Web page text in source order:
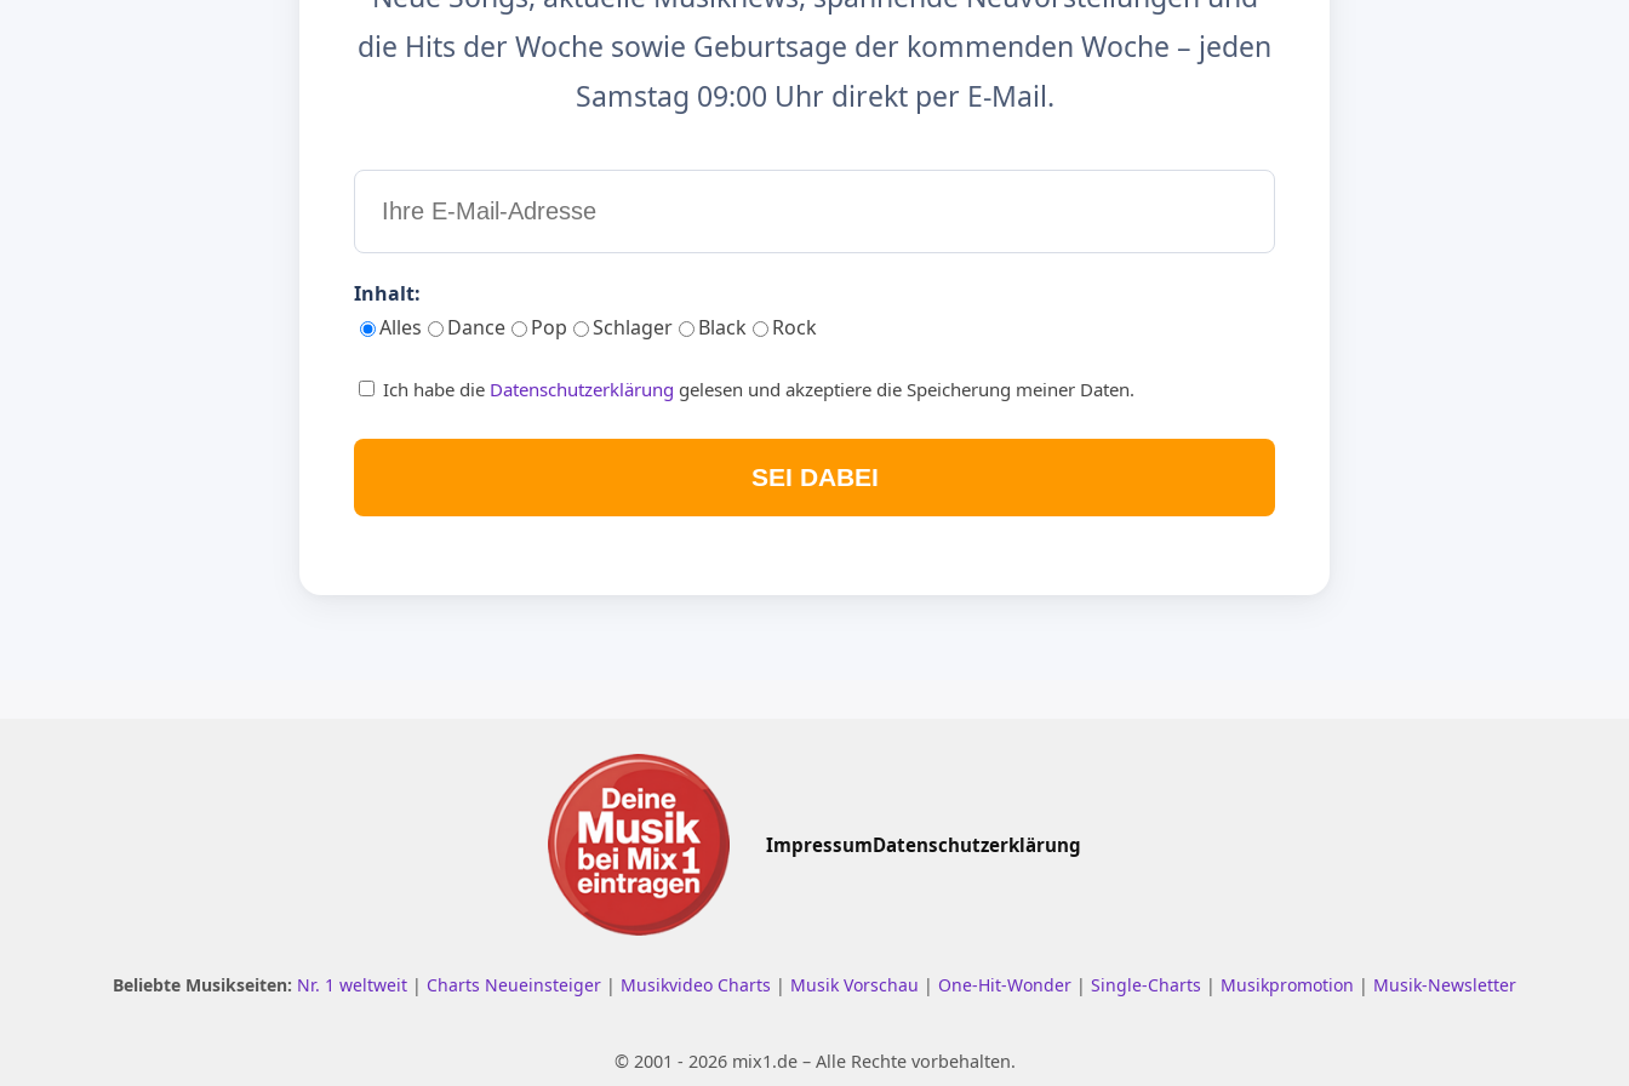
die Hits der Woche sowie Geburtsage der kommenden Woche – jeden
Samstag 09:00 Uhr direkt per E-Mail.
Inhalt:
Alles
Dance Pop Schlager Black Rock
Ich habe die Datenschutzerklärung gelesen und akzeptiere die Speicherung meiner Daten.
SEI DABEI
ImpressumDatenschutzerklärung
Beliebte Musikseiten: Nr. 1 weltweit | Charts Neueinsteiger | Musikvideo Charts | Musik Vorschau | One-Hit-Wonder | Single-Charts | Musikpromotion | Musik-Newsletter
© 2001 - 2026 mix1.de – Alle Rechte vorbehalten.